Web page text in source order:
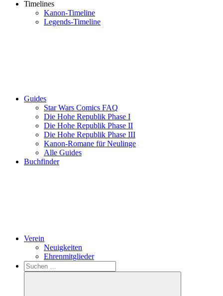
Timelines
Kanon-Timeline
Legends-Timeline
Guides
Star Wars Comics FAQ
Die Hohe Republik Phase I
Die Hohe Republik Phase II
Die Hohe Republik Phase III
Kanon-Romane für Neulinge
Alle Guides
Buchfinder
Verein
Neuigkeiten
Ehrenmitglieder
Search
Suchen
nach: